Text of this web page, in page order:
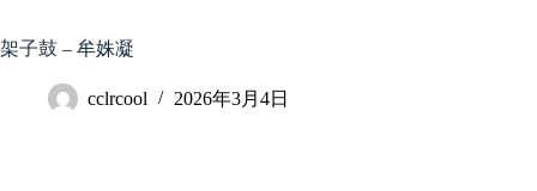
至
内
架子鼓 – 牟姝凝
cclrcool 2026年3月4日